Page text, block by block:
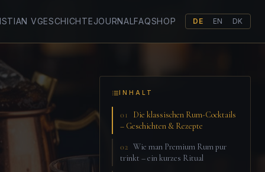
VGESCHICHTEJOURNALFAQSHOP DE EN DK
INHALT
01
Die klassischen Rum-Cocktails
– Geschichten & Rezepte
02 Wie man Premium Rum pur
trinkt – ein kurzes Ritual